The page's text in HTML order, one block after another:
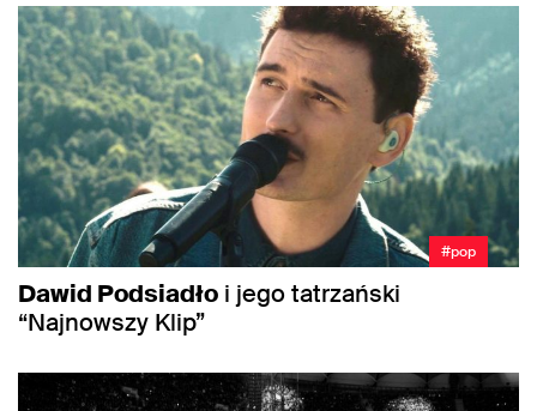
#pop
Dawid Podsiadło i jego tatrzański
“Najnowszy Klip”